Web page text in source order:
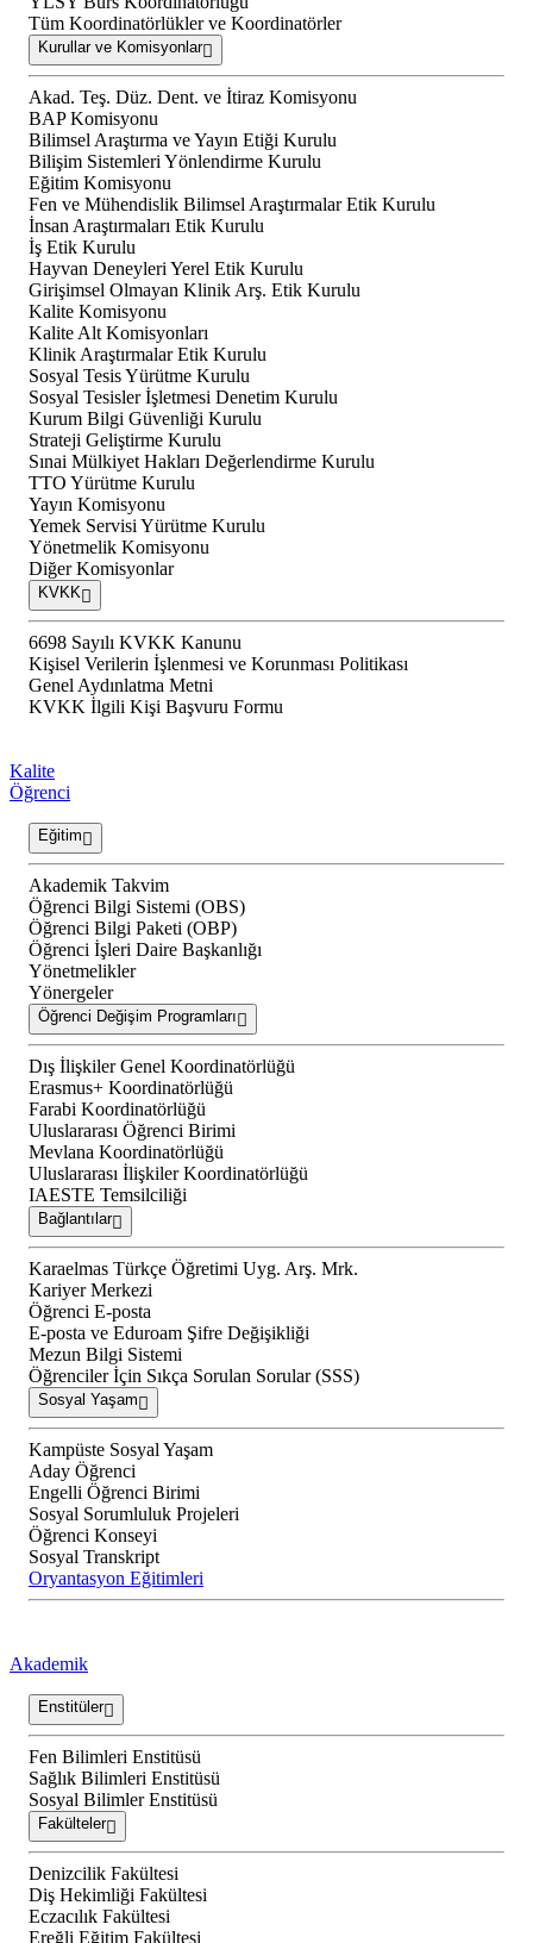
Tüm Koordinatörlükler ve Koordinatörler
Kurullar ve Komisyonlar
Akad. Teş. Düz. Dent. ve İtiraz Komisyonu
BAP Komisyonu
Bilimsel Araştırma ve Yayın Etiği Kurulu
Bilişim Sistemleri Yönlendirme Kurulu
Eğitim Komisyonu
Fen ve Mühendislik Bilimsel Araştırmalar Etik Kurulu
İnsan Araştırmaları Etik Kurulu
İş Etik Kurulu
Hayvan Deneyleri Yerel Etik Kurulu
Girişimsel Olmayan Klinik Arş. Etik Kurulu
Kalite Komisyonu
Kalite Alt Komisyonları
Klinik Araştırmalar Etik Kurulu
Sosyal Tesis Yürütme Kurulu
Sosyal Tesisler İşletmesi Denetim Kurulu
Kurum Bilgi Güvenliği Kurulu
Strateji Geliştirme Kurulu
Sınai Mülkiyet Hakları Değerlendirme Kurulu
TTO Yürütme Kurulu
Yayın Komisyonu
Yemek Servisi Yürütme Kurulu
Yönetmelik Komisyonu
Diğer Komisyonlar
KVKK
6698 Sayılı KVKK Kanunu
Kişisel Verilerin İşlenmesi ve Korunması Politikası
Genel Aydınlatma Metni
KVKK İlgili Kişi Başvuru Formu
Kalite
Öğrenci
Eğitim
Akademik Takvim
Öğrenci Bilgi Sistemi (OBS)
Öğrenci Bilgi Paketi (OBP)
Öğrenci İşleri Daire Başkanlığı
Yönetmelikler
Yönergeler
Öğrenci Değişim Programları
Dış İlişkiler Genel Koordinatörlüğü
Erasmus+ Koordinatörlüğü
Farabi Koordinatörlüğü
Uluslararası Öğrenci Birimi
Mevlana Koordinatörlüğü
Uluslararası İlişkiler Koordinatörlüğü
IAESTE Temsilciliği
Bağlantılar
Karaelmas Türkçe Öğretimi Uyg. Arş. Mrk.
Kariyer Merkezi
Öğrenci E-posta
E-posta ve Eduroam Şifre Değişikliği
Mezun Bilgi Sistemi
Öğrenciler İçin Sıkça Sorulan Sorular (SSS)
Sosyal Yaşam
Kampüste Sosyal Yaşam
Aday Öğrenci
Engelli Öğrenci Birimi
Sosyal Sorumluluk Projeleri
Öğrenci Konseyi
Sosyal Transkript
Oryantasyon Eğitimleri
Akademik
Enstitüler
Fen Bilimleri Enstitüsü
Sağlık Bilimleri Enstitüsü
Sosyal Bilimler Enstitüsü
Fakülteler
Denizcilik Fakültesi
Diş Hekimliği Fakültesi
Eczacılık Fakültesi
Ereğli Eğitim Fakültesi